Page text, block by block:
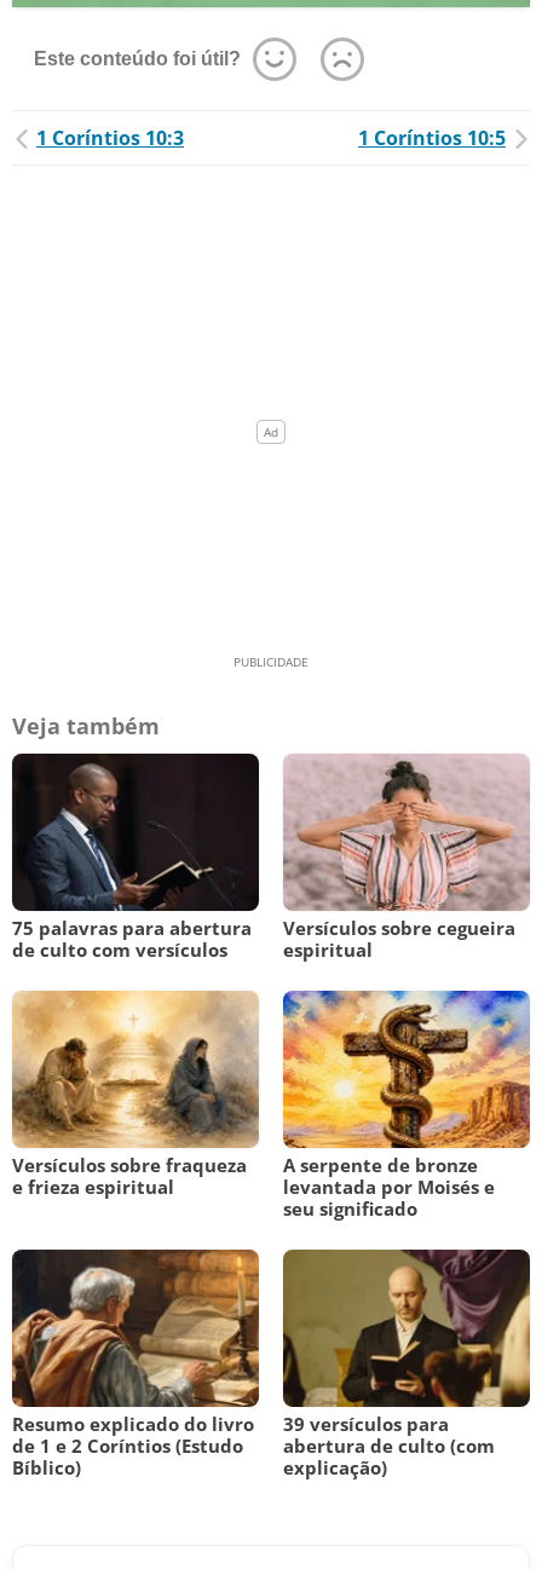
Este conteúdo foi útil?
1 Coríntios 10:3 1 Coríntios 10:5
Veja também
75 palavras para abertura
de culto com versículos
Versículos sobre cegueira
espiritual
Versículos sobre fraqueza
e frieza espiritual
A serpente de bronze
levantada por Moisés e
seu significado
Resumo explicado do livro
de 1 e 2 Coríntios (Estudo
Bíblico)
39 versículos para
abertura de culto (com
explicação)